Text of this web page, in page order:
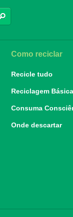
Como reciclar
Recicle tudo
Reciclagem Básica
Consuma
Onde descartar